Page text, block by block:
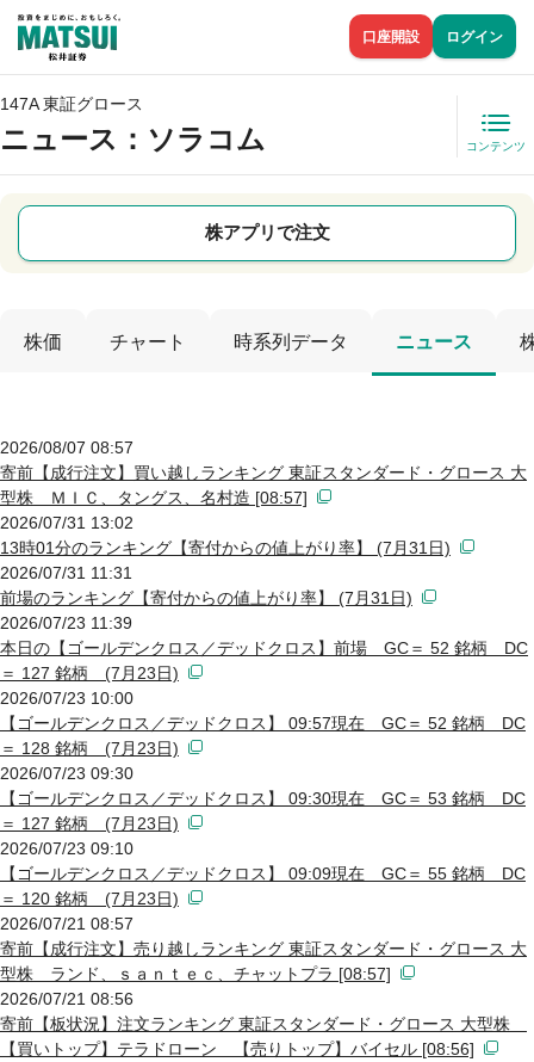
口座開設 ログイン
147A 東証グロース
ニュース ：ソラコム コンテンツ
株アプリで注文
株価 チャート 時系列データ ニュース
2026/08/07 08:57
寄前【成行注文】買い越しランキング 東証スタンダード・グロース 大
型株 ＭＩＣ、タングス、名村造 [08:57]
2026/07/31 13:02
13時01分のランキング【寄付からの値上がり率】 (7月31日)
2026/07/31 11:31
前場のランキング【寄付からの値上がり率】 (7月31日)
2026/07/23 11:39
本日の【ゴールデンクロス／デッドクロス】前場 GC＝ 52 銘柄 DC
＝ 127 銘柄 (7月23日)
2026/07/23 10:00
【ゴールデンクロス／デッドクロス】 09:57現在 GC＝ 52 銘柄 DC
＝ 128 銘柄 (7月23日)
2026/07/23 09:30
【ゴールデンクロス／デッドクロス】 09:30現在 GC＝ 53 銘柄 DC
＝ 127 銘柄 (7月23日)
2026/07/23 09:10
【ゴールデンクロス／デッドクロス】 09:09現在 GC＝ 55 銘柄 DC
＝ 120 銘柄 (7月23日)
2026/07/21 08:57
寄前【成行注文】売り越しランキング 東証スタンダード・グロース 大
型株 ランド、ｓａｎｔｅｃ、チャットプラ [08:57]
2026/07/21 08:56
寄前【板状況】注文ランキング 東証スタンダード・グロース 大型株
【買いトップ】テラドローン 【売りトップ】バイセル [08:56]